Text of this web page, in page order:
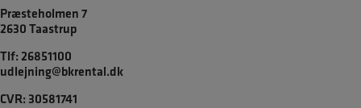
Præsteholmen 7
2630 Taastrup
Tlf: 26851100
udlejning@bkrental.dk
CVR: 30581741